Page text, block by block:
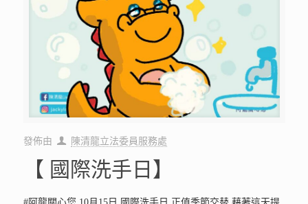
發佈由 陳清龍立法委員服務處
【 國際洗手日】